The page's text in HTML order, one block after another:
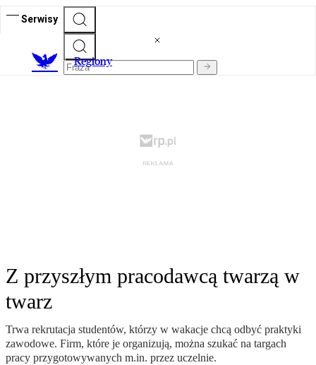
Serwisy
Regiony
Z przyszłym pracodawcą twarzą w
twarz
Trwa rekrutacja studentów, którzy w wakacje chcą odbyć praktyki
zawodowe. Firm, które je organizują, można szukać na targach
pracy przygotowywanych m.in. przez uczelnie.